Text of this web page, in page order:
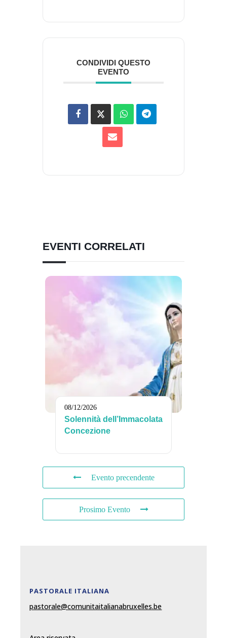
CONDIVIDI QUESTO
EVENTO
EVENTI CORRELATI
08/12/2026
Solennità dell’Immacolata
Concezione
Evento precendente
Prosimo Evento
PASTORALE ITALIANA
pastorale@comunitaitalianabruxelles.be